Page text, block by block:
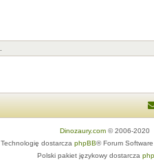
Dinozaury.com© 2006-2020
Technologię dostarcza phpBB® Forum
Polski pakiet językowy dostarcza